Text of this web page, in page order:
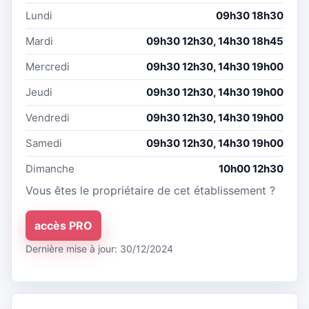
Lundi
09h30 18h30
Mardi
09h30 12h30, 14h30 18h45
Mercredi
09h30 12h30, 14h30 19h00
Jeudi
09h30 12h30, 14h30 19h00
Vendredi
09h30 12h30, 14h30 19h00
Samedi
09h30 12h30, 14h30 19h00
Dimanche
10h00 12h30
Vous êtes le propriétaire de cet établissement ?
accès PRO
Dernière mise à jour: 30/12/2024